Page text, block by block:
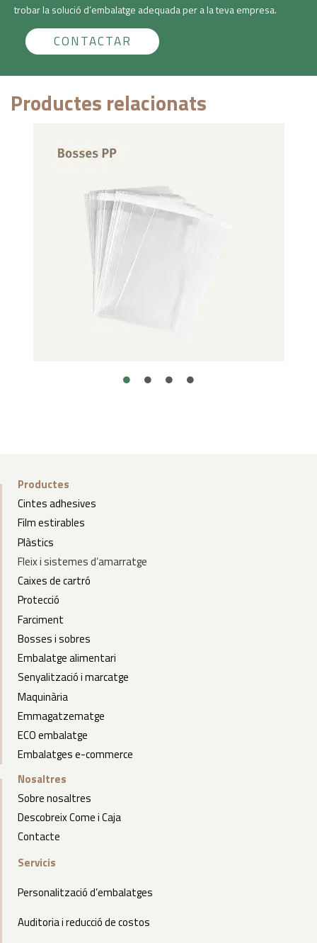
trobar la solució d’embalatge adequada per a la teva empresa.
CONTACTAR
Productes relacionats
Productes
Cintes adhesives
Film estirables
Plàstics
Fleixi sistemes d’amarratge
Caixes de cartró
Protecció
Farciment
Bosses i sobres
Embalatge alimentari
Senyalització i marcatge
Maquinària
Emmagatzematge
ECO embalatge
Embalatges e-commerce
Nosaltres
Sobre nosaltres
Descobreix Come i Caja
Contacte
Servicis
Personalització d’embalatges
Auditoria i reducció de costos